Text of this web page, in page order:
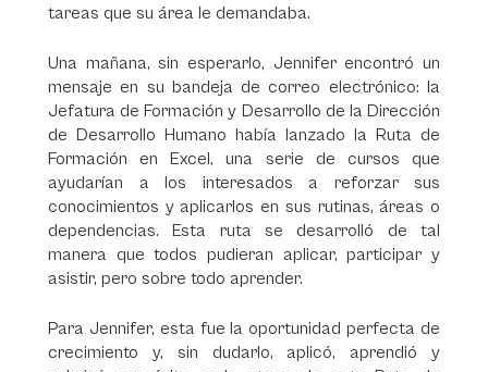
tareas que su área le demandaba.
Una mañana, sin esperarlo, Jennifer encontró un
mensaje en su bandeja de correo electrónico: la
Jefatura de Formación y Desarrollo de la Dirección
de Desarrollo Humano había lanzado la Ruta de
Formación en Excel, una serie de cursos que
ayudarían a los interesados a reforzar sus
conocimientos y aplicarlos en sus rutinas, áreas o
dependencias. Esta ruta se desarrolló de tal
manera que todos pudieran aplicar, participar y
asistir, pero sobre todo aprender.
Para Jennifer, esta fue la oportunidad perfecta de
crecimiento y, sin dudarlo, aplicó, aprendió y